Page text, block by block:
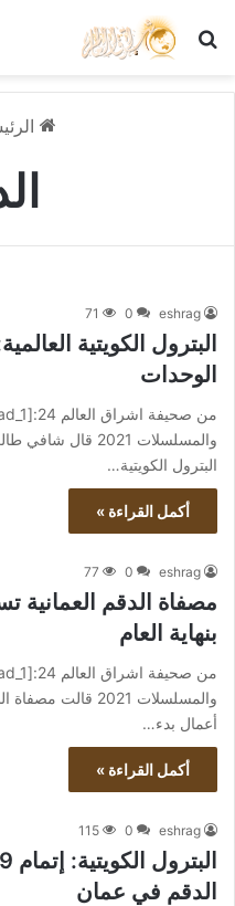
بحث عن
eshrag
0
71
البترول الكويتية
الوحدات
والمسلسلات 2021
البترول الكويتية…
أكمل القراءة »
eshrag
0
77
مصفاة الدقم العمانية
بنهاية العام
والمسلسلات 2021
أعمال بدء…
أكمل القراءة »
eshrag
0
115
الدقم في عمان